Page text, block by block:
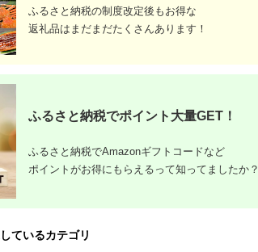
るさと納税でこだわ
ふるさと納税の制度改定後もお得な
返礼品はまだまだたくさんあります！
ふるさと納税でポイント大量GET！
ふるさと納税でAmazonギフトコードなど
ポイントがお得にもらえるって知ってましたか？
ているカテゴリ